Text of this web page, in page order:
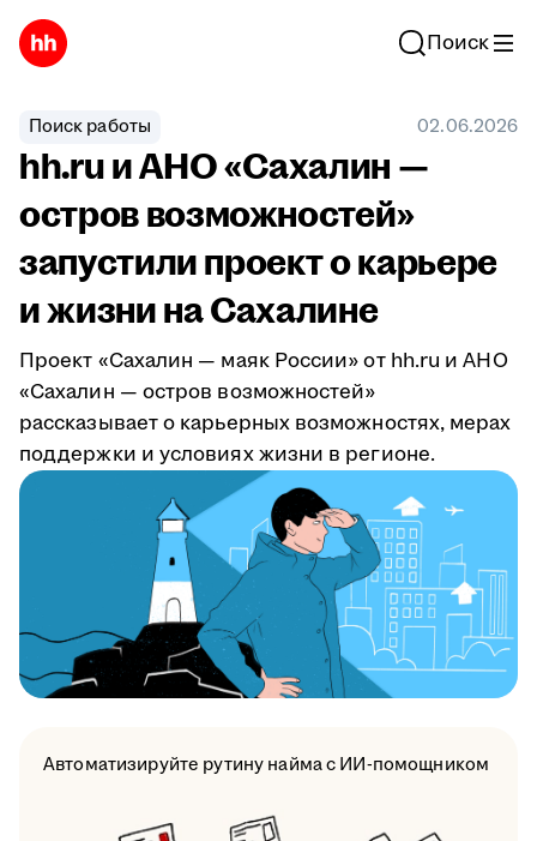
Поиск
Поиск работы 02.06.2026
hh.ru и АНО «Сахалин —
остров возможностей»
запустили проект о карьере
и жизни на Сахалине
Проект «Сахалин — маяк России» от hh.ru и АНО
«Сахалин — остров возможностей»
рассказывает о карьерных возможностях, мерах
поддержки и условиях жизни в регионе.
Автоматизируйте рутину найма с ИИ-помощником